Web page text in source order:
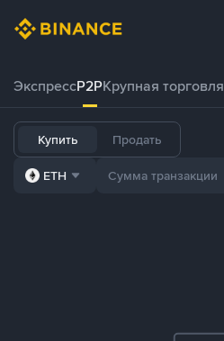
ЭкспрессP2PКрупная торговля
Купить Продать
ETH